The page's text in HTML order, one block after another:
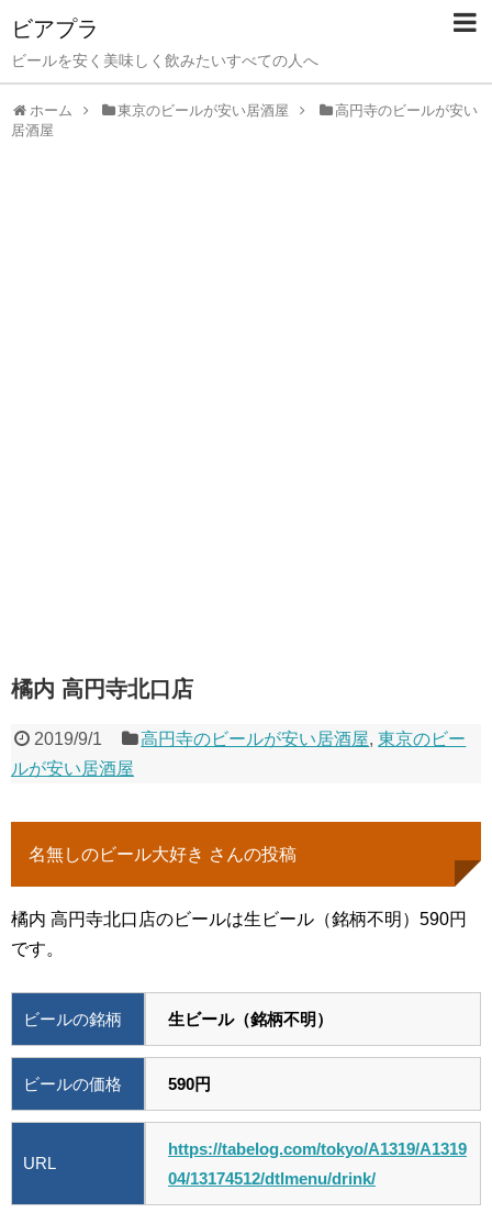
ビアプラ
ビールを安く美味しく飲みたいすべての人へ
ホーム 東京のビールが安い居酒屋
高円寺のビールが安い
居酒屋
橘内 高円寺北口店
2019/9/1 高円寺のビールが安い居酒屋,東京のビー
ルが安い居酒屋
名無しのビール大好き さんの投稿
橘内 高円寺北口店のビールは生ビール（銘柄不明）590円
です。
ビールの銘柄 生ビール（銘柄不明）
ビールの価格 590円
URL
https://tabelog.com/tokyo/A1319/A1319
04/13174512/dtlmenu/drink/